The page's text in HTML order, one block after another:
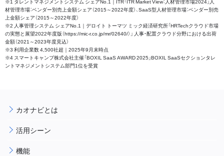
材管理市場：ベンダー別売上金額シェア（2015～2022年度）、SaaS型人材管理市場：ベンダー別売
上金額シェア（2015～2022年度）
※2 人事管理システム シェアNo.1｜デロイト トーマツ ミック経済研究所「HRTechクラウド市場
の実態と展望2022年度版（https://mic-r.co.jp/mr/02640/）」 人事・配置クラウド分野における出荷
金額（2021～2023年度見込）
※3 利用企業数 4,500社超｜2025年9月末時点
※4 スマートキャンプ株式会社主催「BOXIL SaaS AWARD 2025」BOXIL SaaSセクションタレ
ントマネジメントシステム部門1位を受賞
カオナビとは
活用シーン
機能